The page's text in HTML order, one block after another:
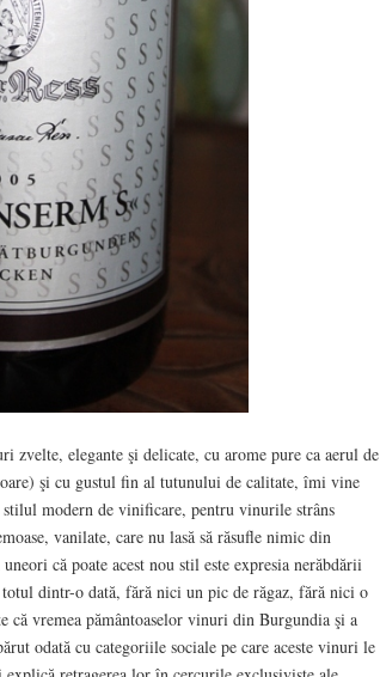
zvelte, elegante şi delicate, cu arome pure ca aerul de
şi cu gustul fin al tutunului de calitate, îmi vine
stilul modern de vinificare, pentru vinurile strâns
vanilate, care nu lasă să răsufle nimic din
că poate acest nou stil este expresia nerăbdării
dintr-o dată, fără nici un pic de răgaz, fără nici o
că vremea pământoaselor vinuri din Burgundia şi a
odată cu categoriile sociale pe care aceste vinuri le